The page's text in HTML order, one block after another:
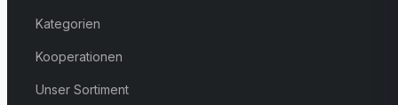
Kategorien
Kooperationen
Unser Sortiment